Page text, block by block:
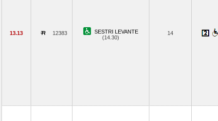
13.13 12383
SESTRI LEVANTE
(14.30)
14